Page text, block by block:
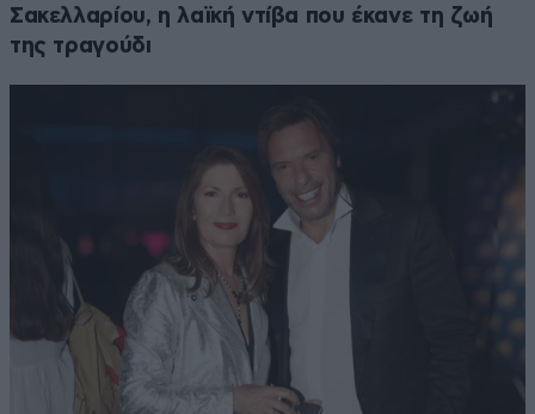
Σακελλαρίου, η λαϊκή ντίβα που έκανε τη ζωή
της τραγούδι